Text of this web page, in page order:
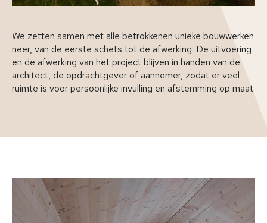
We zetten samen met alle betrokkenen unieke bouwwerken
neer, van de eerste schets tot de afwerking. De uitvoering
en de afwerking van het project blijven in handen van de
architect, de opdrachtgever of aannemer, zodat er veel
ruimte is voor persoonlijke invulling en afstemming op maat.